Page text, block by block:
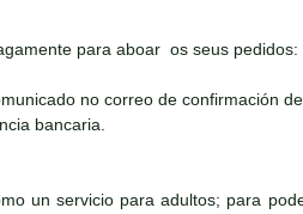
para aboar os seus pedidos:
no correo de confirmación
bancaria.
un servicio para adultos; para